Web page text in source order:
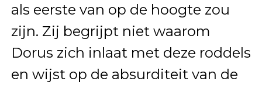
als eerste van op de hoogte zou
zijn. Zij begrijpt niet waarom
Dorus zich inlaat met deze roddels
en wijst op de absurditeit van de